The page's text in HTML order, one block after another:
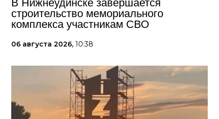
В Нижнеудинске завершается
строительство мемориального
комплекса участникам СВО
06 августа 2026, 10:38